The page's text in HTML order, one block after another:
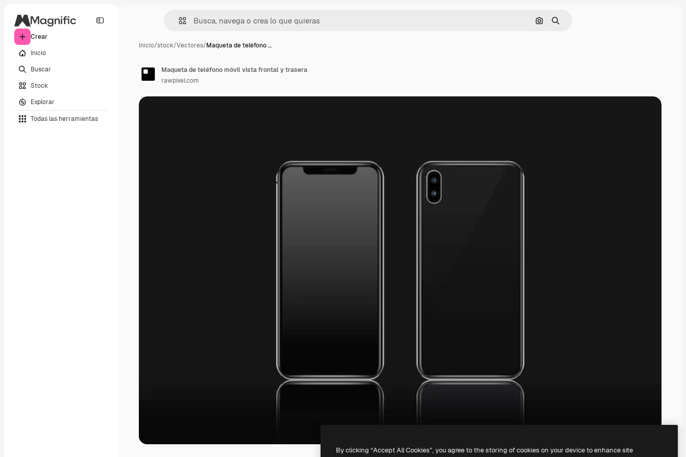
Crear
Inicio
Buscar
Stock
Explorar
Todas las herramientas
Buscar por imagen
Buscar
Inicio/stock/Vectores/Maqueta de teléfono …
Maqueta de teléfono móvil vista frontal y trasera
rawpixel.com
By clicking “Accept All Cookies”, you agree to the storing of cookies on your device to enhance site